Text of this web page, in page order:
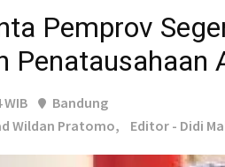
Pemprov
Penatausahaan
WIB
Bandung
Wildan Pratomo,
Editor - Didi